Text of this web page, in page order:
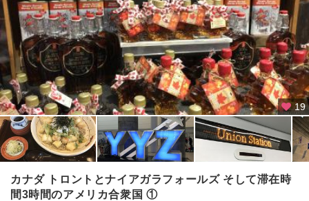
ノ
ー
ス
ウ
ェ
ス
ト
準
州
ハ
リ
フ
ァ
19
カナダ トロントとナイアガラフォールズ そして滞在時
間3時間のアメリカ合衆国 ①